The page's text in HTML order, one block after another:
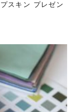
スキン プレゼン